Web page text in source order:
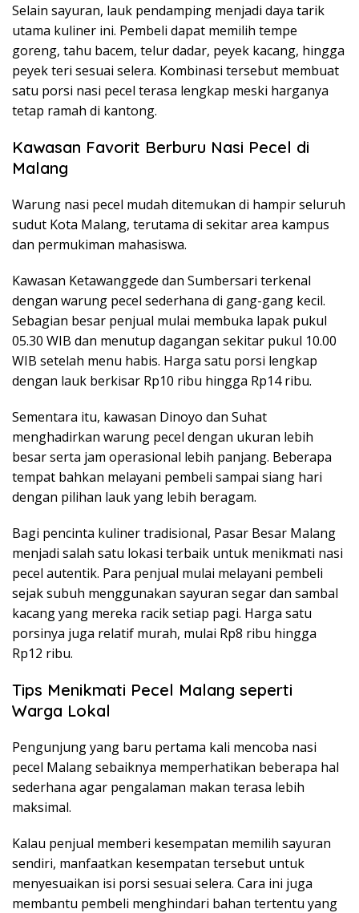
Selain sayuran, lauk pendamping menjadi daya tarik
utama kuliner ini. Pembeli dapat memilih tempe
goreng, tahu bacem, telur dadar, peyek kacang, hingga
peyek teri sesuai selera. Kombinasi tersebut membuat
satu porsi nasi pecel terasa lengkap meski harganya
tetap ramah di kantong.
Kawasan Favorit Berburu Nasi Pecel di
Malang
Warung nasi pecel mudah ditemukan di hampir seluruh
sudut Kota Malang, terutama di sekitar area kampus
dan permukiman mahasiswa.
Kawasan Ketawanggede dan Sumbersari terkenal
dengan warung pecel sederhana di gang-gang kecil.
Sebagian besar penjual mulai membuka lapak pukul
05.30 WIB dan menutup dagangan sekitar pukul 10.00
WIB setelah menu habis. Harga satu porsi lengkap
dengan lauk berkisar Rp10 ribu hingga Rp14 ribu.
Sementara itu, kawasan Dinoyo dan Suhat
menghadirkan warung pecel dengan ukuran lebih
besar serta jam operasional lebih panjang. Beberapa
tempat bahkan melayani pembeli sampai siang hari
dengan pilihan lauk yang lebih beragam.
Bagi pencinta kuliner tradisional, Pasar Besar Malang
menjadi salah satu lokasi terbaik untuk menikmati nasi
pecel autentik. Para penjual mulai melayani pembeli
sejak subuh menggunakan sayuran segar dan sambal
kacang yang mereka racik setiap pagi. Harga satu
porsinya juga relatif murah, mulai Rp8 ribu hingga
Rp12 ribu.
Tips Menikmati Pecel Malang seperti
Warga Lokal
Pengunjung yang baru pertama kali mencoba nasi
pecel Malang sebaiknya memperhatikan beberapa hal
sederhana agar pengalaman makan terasa lebih
maksimal.
Kalau penjual memberi kesempatan memilih sayuran
sendiri, manfaatkan kesempatan tersebut untuk
menyesuaikan isi porsi sesuai selera. Cara ini juga
membantu pembeli menghindari bahan tertentu yang